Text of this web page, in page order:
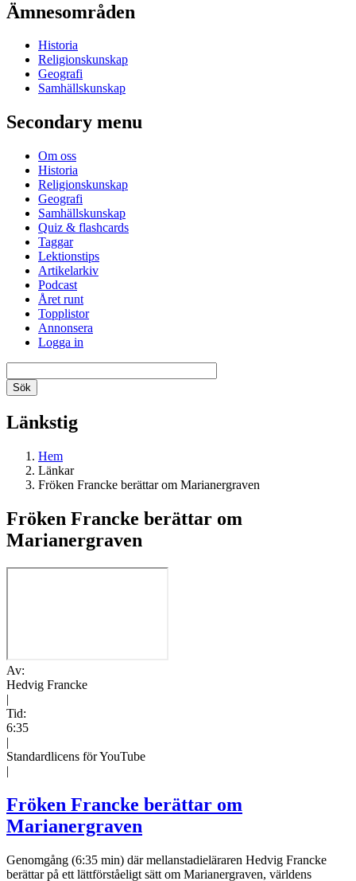
Ämnesområden
Historia
Religionskunskap
Geografi
Samhällskunskap
Secondary menu
Om oss
Historia
Religionskunskap
Geografi
Samhällskunskap
Quiz & flashcards
Taggar
Lektionstips
Artikelarkiv
Podcast
Året runt
Topplistor
Annonsera
Logga in
Länkstig
Hem
Länkar
Fröken Francke berättar om Marianergraven
Fröken Francke berättar om
Marianergraven
Av:
Hedvig Francke
|
Tid:
6:35
|
Standardlicens för YouTube
|
Fröken Francke berättar om
Marianergraven
Genomgång (6:35 min) där mellanstadieläraren Hedvig Francke
berättar på ett lättförståeligt sätt om Marianergraven, världens